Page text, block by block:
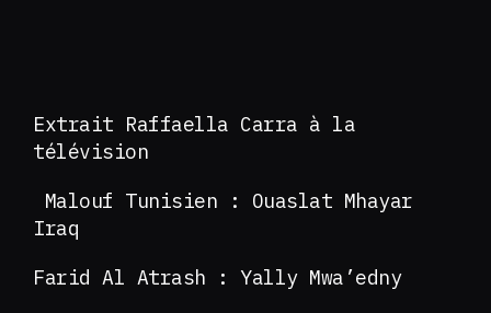
Extrait Raffaella Carra à la
télévision
Malouf Tunisien : Ouaslat Mhayar
Iraq
Farid Al Atrash : Yally Mwa’edny